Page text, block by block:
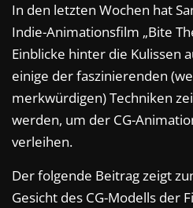
In den letzten Wochen hat
Indie-Animationsfilm „Bite
Einblicke hinter die Kulissen
einige der faszinierenden
merkwürdigen) Techniken
werden, um der CG-
verleihen.
Der folgende Beitrag zeigt
Gesicht des CG-Modells der